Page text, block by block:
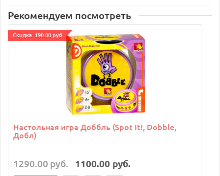
Рекомендуем посмотреть
Cкидка: 190.00 руб.
Настольная игра Доббль (Spot It!, Dobble,
Добл)
1290.00 руб. 1100.00 руб.